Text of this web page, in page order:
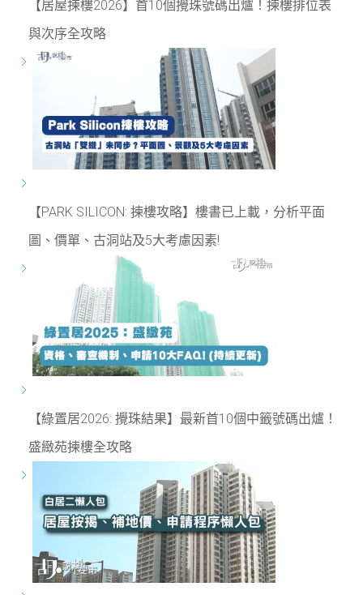
【居屋揀樓2026】首10個攪珠號碼出爐！揀樓排位表
與次序全攻略
【PARK SILICON: 揀樓攻略】樓書已上載，分析平面
圖、價單、古洞站及5大考慮因素!
【綠置居2026: 攪珠結果】最新首10個中籤號碼出爐！
盛緻苑揀樓全攻略